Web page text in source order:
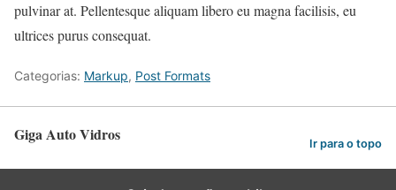
pulvinar at. Pellentesque aliquam libero eu magna facilisis, eu
ultrices purus consequat.
Categorias: Markup, Post Formats
Giga Auto Vidros Ir para o topo